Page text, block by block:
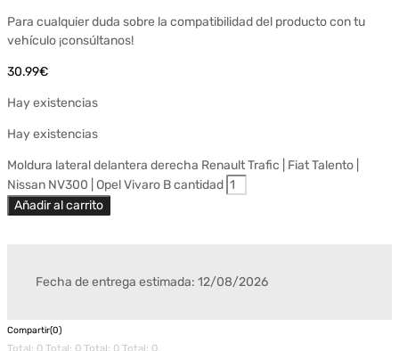
Para cualquier duda sobre la compatibilidad del producto con tu
vehículo ¡consúltanos!
30.99€
Hay existencias
Hay existencias
Moldura lateral delantera derecha Renault Trafic | Fiat Talento |
Nissan NV300 | Opel Vivaro B cantidad
Añadir al carrito
Fecha de entrega estimada: 12/08/2026
Compartir(0)